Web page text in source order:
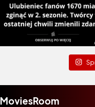
MoviesRoom